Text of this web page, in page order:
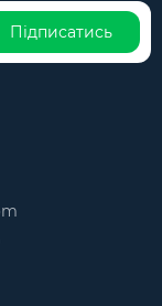
Підписатись